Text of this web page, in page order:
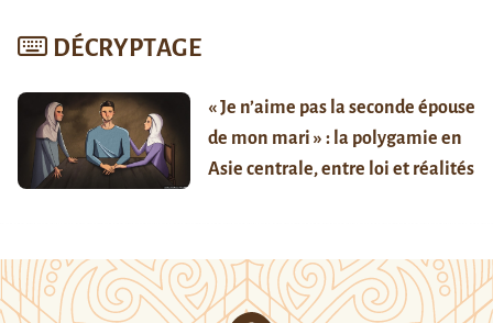
DÉCRYPTAGE
« Je n’aime pas la seconde épouse
de mon mari » : la polygamie en
Asie centrale, entre loi et réalités